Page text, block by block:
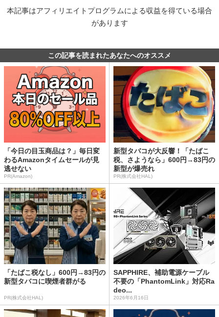
本記事はアフィリエイトプログラムによる収益を得ている場合
があります
この記事を読まれたあなたへのオススメ
「今日の目玉商品は？」毎日変
わるAmazonタイムセールが見
逃せない
PR(Amazon)
新型タバコが大反響！「たばこ
税、さようなら」600円→83円の
新型が爆売れ
PR(株式会社HAL)
「たばこ税なし」600円→83円の
新型タバコに喫煙者群がる
PR(株式会社HAL)
SAPPHIRE、補助電源ケーブル
不要の「PhantomLink」対応Ra
deo...
2026年6月16日